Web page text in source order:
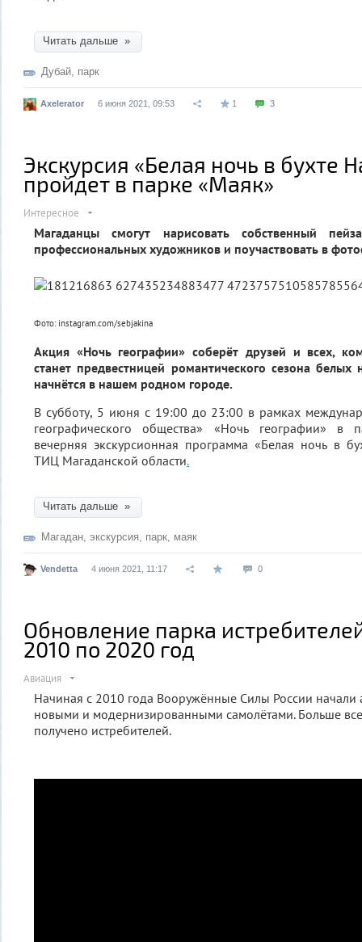
Читать дальше »
Дубай парк
Axelerator 6 июня 2021, 09:53 1 3
Экскурсия «Белая ночь в бухте
пройдет в парке «Маяк»
Интересное
Магаданцы смогут нарисовать собственный
профессиональных художников и поучаствовать в
Фото: instagram.com/sebjakina
Акция «Ночь географии» соберёт друзей и всех,
станет предвестницей романтического сезона белых
начнётся в нашем родном городе.
В субботу, 5 июня с 19:00 до 23:00 в рамках
географического общества» «Ночь географии» в
вечерняя экскурсионная программа «Белая ночь в
ТИЦ Магаданской области.
Читать дальше »
Магадан экскурсия парк маяк
Vendetta 4 июня 2021, 11:17 0
Обновление парка
2010 по 2020 год
Авиация
Начиная с 2010 года Вооружённые Силы России начали
новыми и модернизированными самолётами. Больше
получено истребителей.